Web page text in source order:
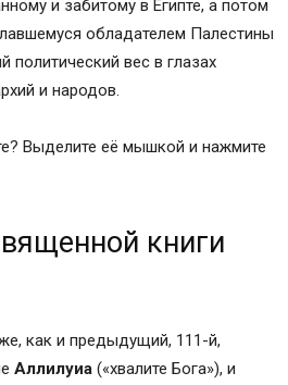
и забитому в Египте, а потом
обладателем Палестины
политический вес в глазах
и народов.
Выделите её мышкой и нажмите
книги
как и предыдущий, 111-й,
Аллилуиа («хвалите Бога»), и